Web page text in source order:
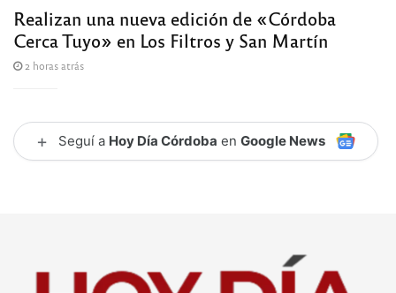
Realizan una nueva edición de «Córdoba
Cerca Tuyo» en Los Filtros y San Martín
2 horas atrás
+ Seguí a Hoy Día Córdoba en Google News